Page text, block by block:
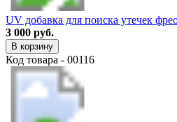
UV добавка для поиска утечек
3 000 руб.
В корзину
Код товара - 00116